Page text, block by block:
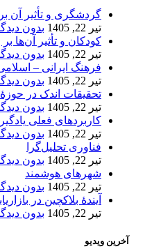
گردشگری و تأثیر آن
تیر 22, 1405
بدون
کودکان و تأثیر آن‌ها
تیر 22, 1405
بدون
فرهنگ ایرانی –
تیر 22, 1405
بدون
تحقیقات اندک در
تیر 22, 1405
بدون
کاربردهای فعلی
تیر 22, 1405
بدون
فناوری تحلیل‌گرا
تیر 22, 1405
بدون
شهرهای هوشمند
تیر 22, 1405
بدون
آیندۀ بلاکچین در
تیر 22, 1405
بدون
آخرین ویدیو